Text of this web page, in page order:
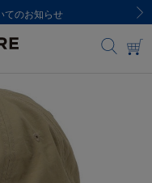
てのお知らせ